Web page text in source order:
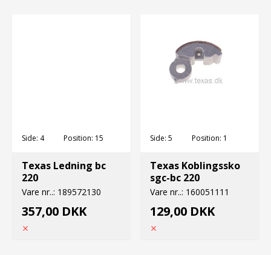
Side: 4 Position: 15
Texas Ledning bc
220
Vare nr..: 189572130
357,00 DKK
Side: 5 Position: 1
Texas Koblingssko
sgc-bc 220
Vare nr..: 160051111
129,00 DKK